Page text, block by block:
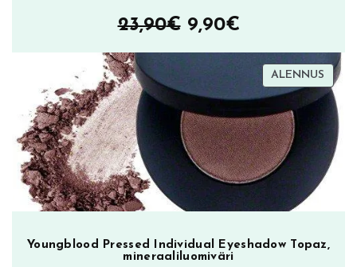
23,90€ Alkuperäinen
hinta
23,90€.
9,90€Nykyinen
hinta
on:
9,90€.
ALENNUS
Youngblood Pressed Individual Eyeshadow Topaz,
mineraaliluomiväri